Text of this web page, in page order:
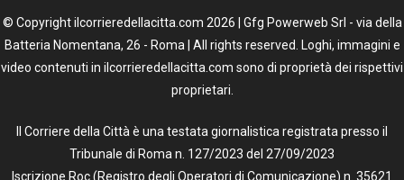
© Copyright ilcorrieredellacitta.com 2026 | Gfg Powerweb Srl - via della
Batteria Nomentana, 26 - Roma | All rights reserved. Loghi, immagini e
video contenuti in ilcorrieredellacitta.com sono di proprietà dei rispettivi
proprietari.
Il Corriere della Città è una testata giornalistica registrata presso il
Tribunale di Roma n. 127/2023 del 27/09/2023
Iscrizione Roc (Registro degli Operatori di Comunicazione) n. 35621